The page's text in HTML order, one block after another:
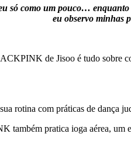
só como um pouco… enquanto
eu observo minhas
de Jisoo é tudo sobre
rotina com práticas de dança
pratica ioga aérea, um